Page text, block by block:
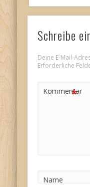
Schreibe
Deine E-Mail-
Erforderliche
Kommentar
*
Name